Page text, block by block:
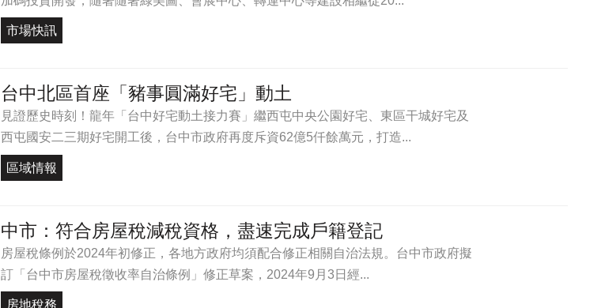
市場快訊
台中北區首座「豬事圓滿好宅」動土
見證歷史時刻！龍年「台中好宅動土接力賽」繼西屯中央公園好宅、東區干城好宅及
西屯國安二三期好宅開工後，台中市政府再度斥資62億5仟餘萬元，打造...
區域情報
中市：符合房屋稅減稅資格，盡速完成戶籍登記
房屋稅條例於2024年初修正，各地方政府均須配合修正相關自治法規。台中市政府擬
訂「台中市房屋稅徵收率自治條例」修正草案，2024年9月3日經...
房地稅務